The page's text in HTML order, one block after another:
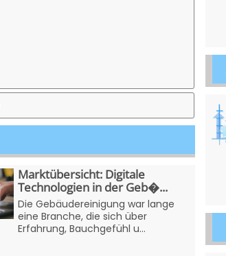
Marktübersicht: Digitale
Technologien in der Geb�...
Die Gebäudereinigung war lange
eine Branche, die sich über
Erfahrung, Bauchgefühl u...